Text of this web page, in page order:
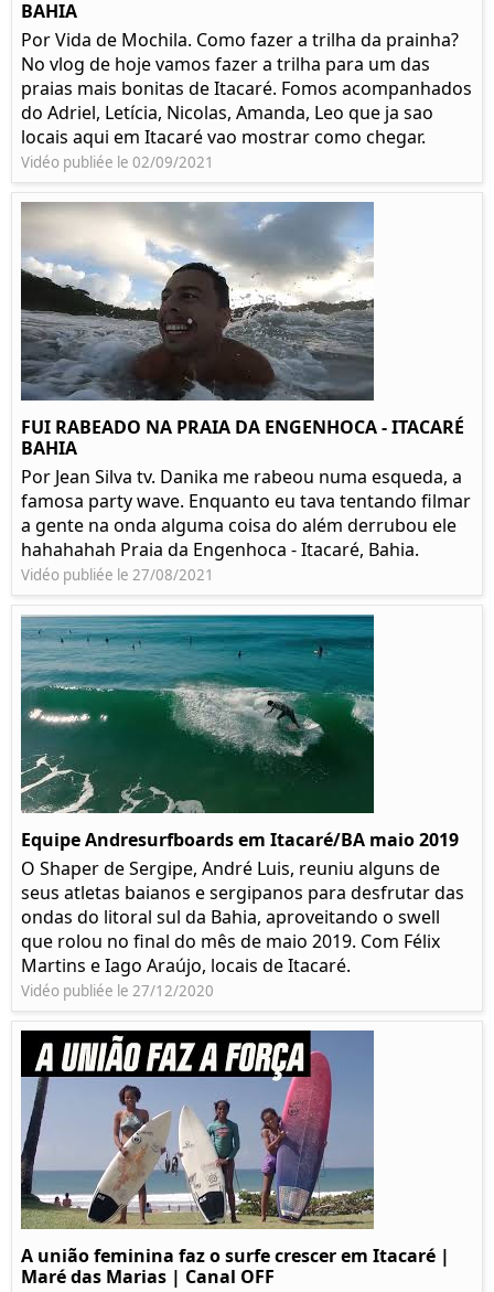
BAHIA
Por Vida de Mochila. Como fazer a trilha da prainha?
No vlog de hoje vamos fazer a trilha para um das
praias mais bonitas de Itacaré. Fomos acompanhados
do Adriel, Letícia, Nicolas, Amanda, Leo que ja sao
locais aqui em Itacaré vao mostrar como chegar.
Vidéo publiée le 02/09/2021
FUI RABEADO NA PRAIA DA ENGENHOCA - ITACARÉ
BAHIA
Por Jean Silva tv. Danika me rabeou numa esqueda, a
famosa party wave. Enquanto eu tava tentando filmar
a gente na onda alguma coisa do além derrubou ele
hahahahah Praia da Engenhoca - Itacaré, Bahia.
Vidéo publiée le 27/08/2021
Equipe Andresurfboards em Itacaré/BA maio 2019
O Shaper de Sergipe, André Luis, reuniu alguns de
seus atletas baianos e sergipanos para desfrutar das
ondas do litoral sul da Bahia, aproveitando o swell
que rolou no final do mês de maio 2019. Com Félix
Martins e Iago Araújo, locais de Itacaré.
Vidéo publiée le 27/12/2020
A união feminina faz o surfe crescer em Itacaré |
Maré das Marias | Canal OFF